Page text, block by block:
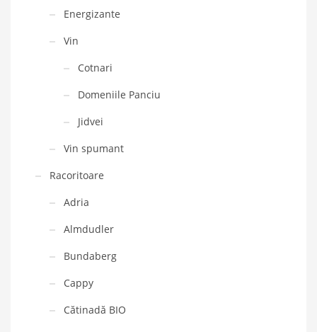
Energizante
Vin
Cotnari
Domeniile Panciu
Jidvei
Vin spumant
Racoritoare
Adria
Almdudler
Bundaberg
Cappy
Cătinadă BIO